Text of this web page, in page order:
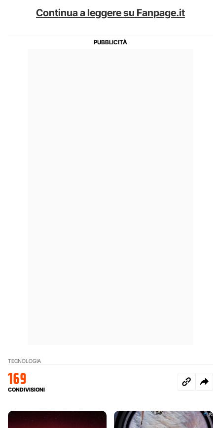
Continua a leggere su Fanpage.it
TECNOLOGIA
169
CONDIVISIONI